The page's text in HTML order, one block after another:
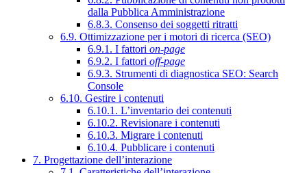
dalla Pubblica Amministrazione
6.8.3. Consenso dei soggetti ritratti
6.9. Ottimizzazione per i motori di ricerca (SEO)
6.9.1. I fattori on-page
6.9.2. I fattori off-page
6.9.3. Strumenti di diagnostica SEO: Search
Console
6.10. Gestire i contenuti
6.10.1. L’inventario dei contenuti
6.10.2. Revisionare i contenuti
6.10.3. Migrare i contenuti
6.10.4. Pubblicare i contenuti
7. Progettazione dell’interazione